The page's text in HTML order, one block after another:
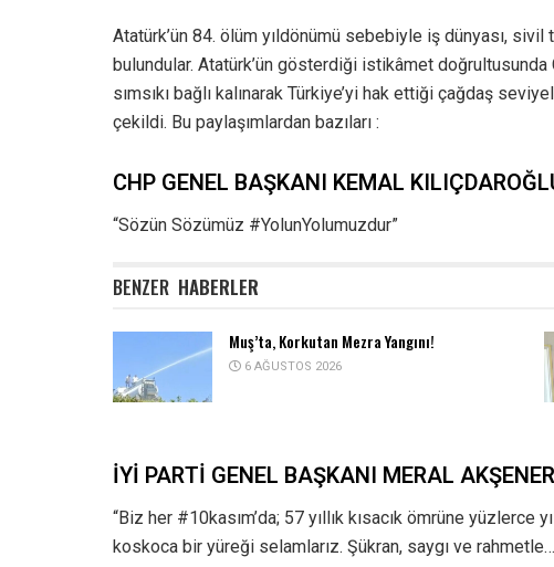
Atatürk’ün 84. ölüm yıldönümü sebebiyle iş dünyası,
bulundular. Atatürk’ün gösterdiği istikâmet
sımsıkı bağlı kalınarak Türkiye’yi hak ettiği çağdaş
çekildi. Bu paylaşımlardan bazıları :
CHP GENEL BAŞKANI KEMAL
“Sözün Sözümüz #YolunYolumuzdur”
BENZER HABERLER
Muş’ta, Korkutan Mezra Yangını!
6 AĞUSTOS 2026
İYİ PARTİ GENEL BAŞKANI MERAL AKŞENER
“Biz her #10kasım’da; 57 yıllık kısacık ömrüne yüzlerce
koskoca bir yüreği selamlarız. Şükran, saygı ve